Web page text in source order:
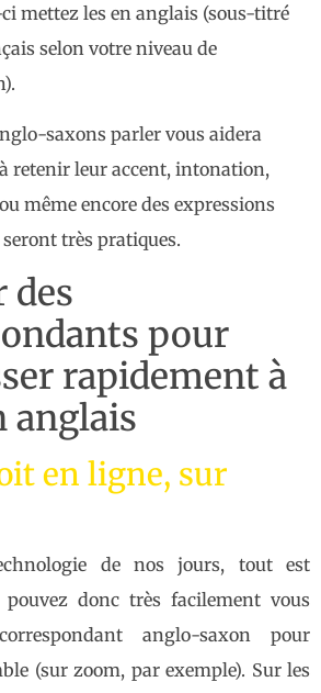
mettez les en anglais (sous-titré
selon votre niveau de
saxons parler vous aidera
retenir leur accent, intonation,
même encore des expressions
très pratiques.
des
pour
rapidement à
anglais
en ligne, sur
de nos jours, tout est
pouvez donc très facilement vous
anglo-saxon pour
(sur zoom, par exemple). Sur les